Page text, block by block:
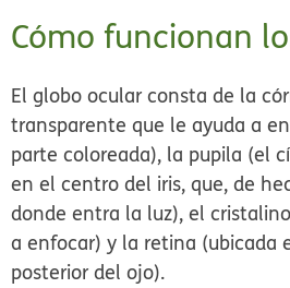
Cómo funcionan
El globo ocular consta de la
transparente que le ayuda a
parte coloreada), la pupila (el
en el centro del iris, que, de
donde entra la luz), el
a enfocar) y la retina (ubicada
posterior del ojo).